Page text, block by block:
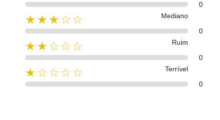
0
★★★☆☆
Mediano
0
★★☆☆☆
Ruim
0
★☆☆☆☆
Terrível
0